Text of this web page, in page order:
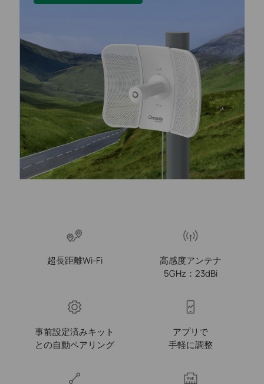
超長距離Wi-Fi
高感度アンテナ
5GHz：23dBi
事前設定済みキット
との自動ペアリング
アプリで
手軽に調整